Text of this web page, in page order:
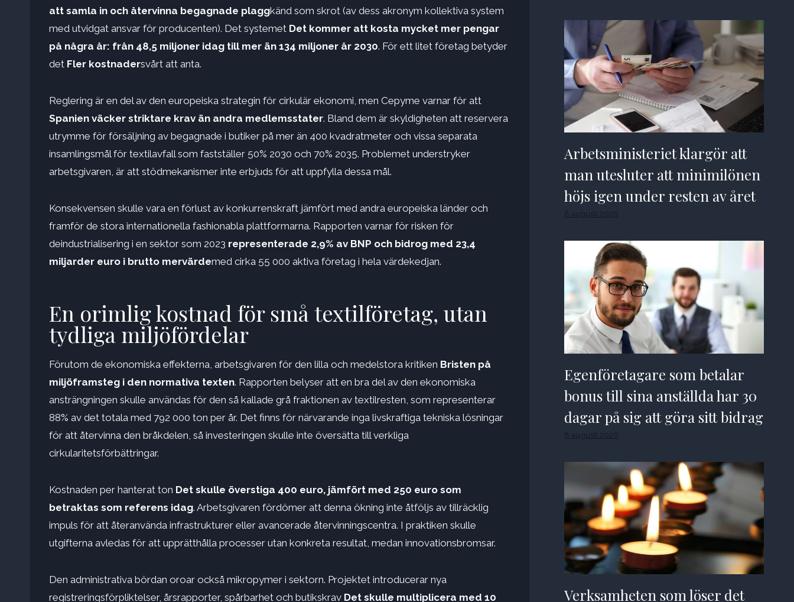
att samla in och återvinna begagnade plaggkänd som skrot (av dess akronym kollektiva system
med utvidgat ansvar för producenten). Det systemet Det kommer att kosta mycket mer pengar
på några år: från 48,5 miljoner idag till mer än 134 miljoner år 2030. För ett litet företag betyder
det Fler kostnadersvårt att anta.
Reglering är en del av den europeiska strategin för cirkulär ekonomi, men Cepyme varnar för att
Spanien väcker striktare krav än andra medlemsstater. Bland dem är skyldigheten att reservera
utrymme för försäljning av begagnade i butiker på mer än 400 kvadratmeter och vissa separata
insamlingsmål för textilavfall som fastställer 50% 2030 och 70% 2035. Problemet understryker
arbetsgivaren, är att stödmekanismer inte erbjuds för att uppfylla dessa mål.
Konsekvensen skulle vara en förlust av konkurrenskraft jämfört med andra europeiska länder och
framför de stora internationella fashionabla plattformarna. Rapporten varnar för risken för
deindustrialisering i en sektor som 2023 representerade 2,9% av BNP och bidrog med 23,4
miljarder euro i brutto mervärdemed cirka 55 000 aktiva företag i hela värdekedjan.
En orimlig kostnad för små textilföretag, utan
tydliga miljöfördelar
Förutom de ekonomiska effekterna, arbetsgivaren för den lilla och medelstora kritiken Bristen på
miljöframsteg i den normativa texten. Rapporten belyser att en bra del av den ekonomiska
ansträngningen skulle användas för den så kallade grå fraktionen av textilresten, som representerar
88% av det totala med 792 000 ton per år. Det finns för närvarande inga livskraftiga tekniska lösningar
för att återvinna den bråkdelen, så investeringen skulle inte översätta till verkliga
cirkularitetsförbättringar.
Kostnaden per hanterat ton Det skulle överstiga 400 euro, jämfört med 250 euro som
betraktas som referens idag. Arbetsgivaren fördömer att denna ökning inte åtföljs av tillräcklig
impuls för att återanvända infrastrukturer eller avancerade återvinningscentra. I praktiken skulle
utgifterna avledas för att upprätthålla processer utan konkreta resultat, medan innovationsbromsar.
Den administrativa bördan oroar också mikropymer i sektorn. Projektet introducerar nya
registreringsförpliktelser, årsrapporter, spårbarhet och butikskrav Det skulle multiplicera med 10
Arbetsministeriet klargör att
man utesluter att minimilönen
höjs igen under resten av året
8 augusti 2026
Egenföretagare som betalar
bonus till sina anställda har 30
dagar på sig att göra sitt bidrag
8 augusti 2026
Verksamheten som löser det